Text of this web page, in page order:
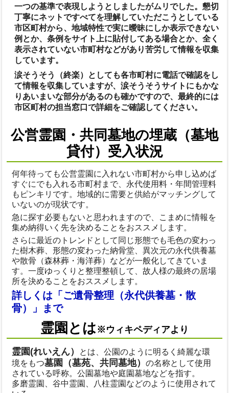
一つの基準で表現しようとしましたがムリでした。懇切
丁寧にネットですべてを理解していただこうとしている
市区町村から、地域特性で実に曖昧にしか表示できない
例とか、条例をサイト上に貼付してある場合とか、全く
表示されていない市町村などがあり苦労して情報を収集
しています。
涙そうそう（終楽）としても各市町村に電話で確認をし
て情報を収集していますが、涙そうそうサイトにもかな
りあいまいな部分があるのも確かですので、最終的には
市区町村の担当窓口で詳細をご確認してください。
公営霊園・共同墓地の埋蔵（墓地
貸付）受入状況
何年待っても公営霊園に入れない市町村から申し込めば
すぐにでも入れる市町村まで、永代使用料・年間管理料
もピンキリです。地域的に需要と供給がマッチングして
いないのが現状です。
急に探す必要もないと思われますので、こまめに情報を
集め納得いく先を決めることをおススメします。
さらに最近のトレンドとして同じ形態でも毛色の変わっ
た樹木葬、形態の変わった納骨堂、異次元の永代供養墓
や散骨（森林葬・海洋葬）などが一般化してきていま
す。一度ゆっくりと整理整頓して、故人様の最終の居場
所を決めることをおススメします。
詳しくは「ご遺骨整理（永代供養墓・散
骨）」まで
霊園とは※ウィキペディアより
霊園(れいえん）
とは、公園のように明るく綺麗な環
境をもつ墓園（墓苑、共同墓地）の名称として使用
されている呼称。公園墓地や庭園墓地などを指す。
多磨霊園、谷中霊園、八柱霊園などのように使用されて